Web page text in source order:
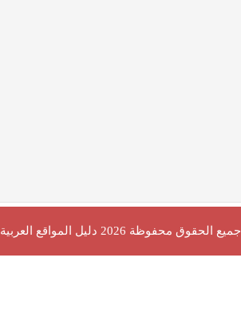
جميع الحقوق محفوظة 2026 دليل المواقع العربية